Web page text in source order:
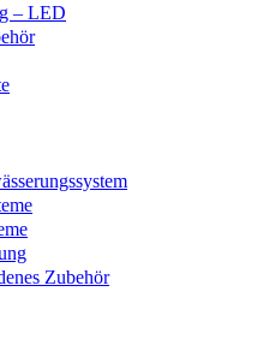
– LED
Zubehör